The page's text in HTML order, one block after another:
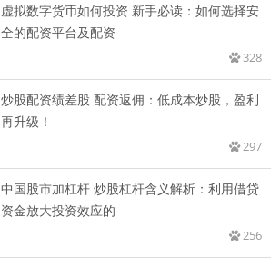
虚拟数字货币如何投资 新手必读：如何选择安
全的配资平台及配资
328
炒股配资绩差股 配资返佣：低成本炒股，盈利
再升级！
297
中国股市加杠杆 炒股杠杆含义解析：利用借贷
资金放大投资效应的
256